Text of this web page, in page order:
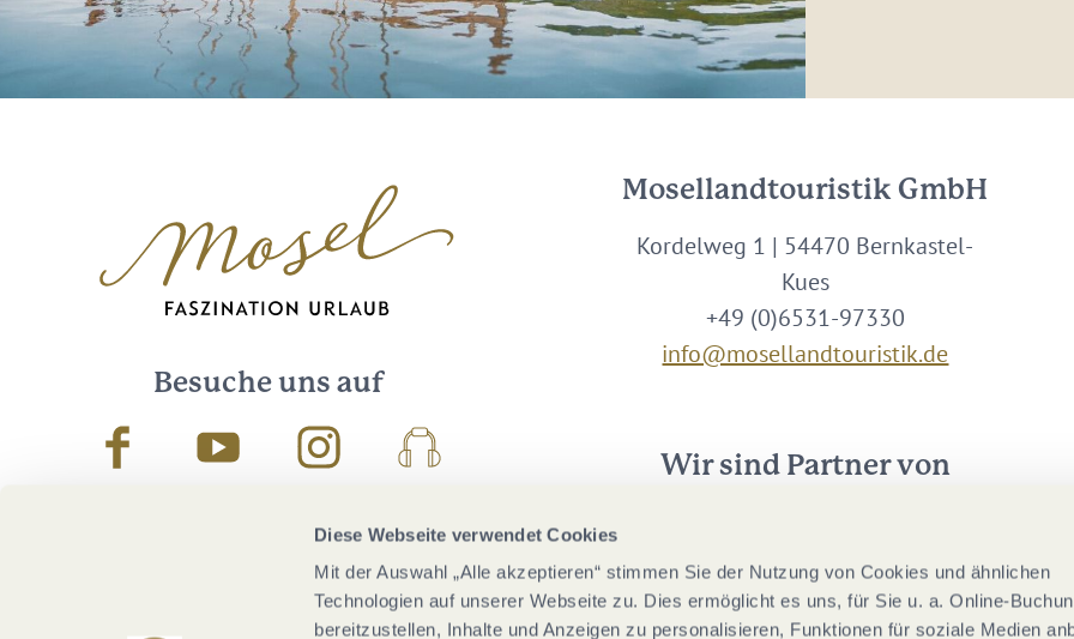
Diese Webseite verwendet Cookies
Mit der Auswahl „Alle akzeptieren“ stimmen Sie der Nutzung von Cookies und ähnlichen
Technologien auf unserer Webseite zu. Dies ermöglicht es uns, für Sie u. a. Online-
bereitzustellen, Inhalte und Anzeigen zu personalisieren, Funktionen für soziale Medien
Besuche uns auf
FacebookYoutube InstagramPodcast
Mosellandtouristik GmbH
Kordelweg 1 | 54470 Bernkastel-
Kues
+49 (0)6531-97330
info@mosellandtouristik.de
Wir sind Partner von